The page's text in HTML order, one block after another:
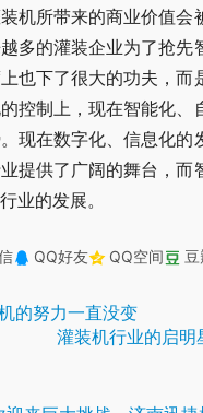
机所带来的商业价值会
多的灌装企业为了抢先
也下了很大的功夫，而
控制上，现在智能化、
现在数字化、信息化的
提供了广阔的舞台，而
业的发展。
QQ好友 QQ空间
的努力一直没变
灌装机行业的启